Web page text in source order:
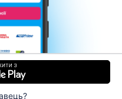
Кар’єра
Умови використання